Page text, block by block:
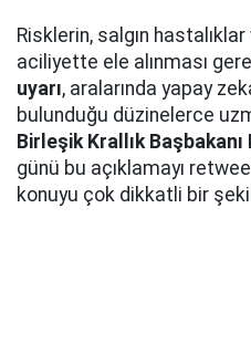
Risklerin, salgın
aciliyette ele alınması
uyarı, aralarında yapay
bulunduğu düzinelerce
Birleşik Krallık Başbakanı
günü bu açıklamayı
konuyu çok dikkatli bir